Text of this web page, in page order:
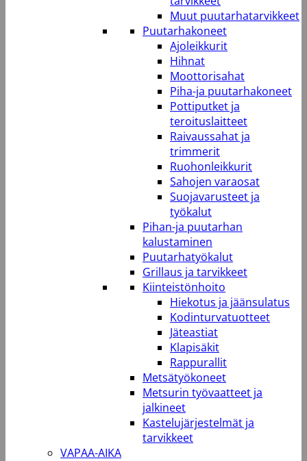
Muut puutarhatarvikkeet
Puutarhakoneet
Ajoleikkurit
Hihnat
Moottorisahat
Piha-ja puutarhakoneet
Pottiputket ja
teroituslaitteet
Raivaussahat ja
trimmerit
Ruohonleikkurit
Sahojen varaosat
Suojavarusteet ja
työkalut
Pihan-ja puutarhan
kalustaminen
Puutarhatyökalut
Grillaus ja tarvikkeet
Kiinteistönhoito
Hiekotus ja jäänsulatus
Kodinturvatuotteet
Jäteastiat
Klapisäkit
Rappurallit
Metsätyökoneet
Metsurin työvaatteet ja
jalkineet
Kastelujärjestelmät ja
tarvikkeet
VAPAA-AIKA